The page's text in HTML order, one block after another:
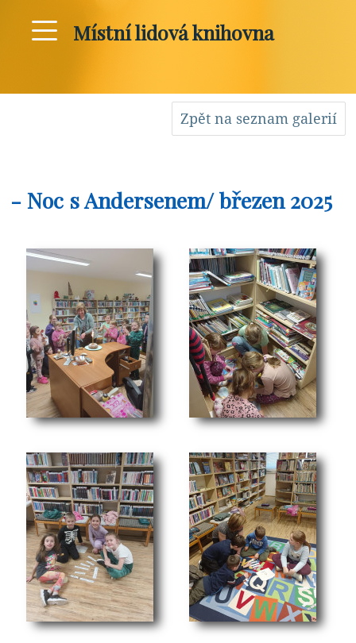
Místní lidová knihovna
Zpět na seznam galerií
- Noc s Andersenem/ březen 2025